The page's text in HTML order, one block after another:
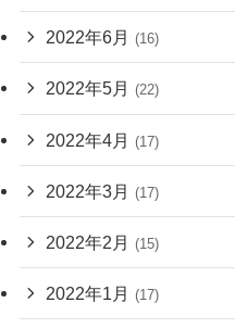
2022年6月 (16)
2022年5月 (22)
2022年4月 (17)
2022年3月 (17)
2022年2月 (15)
2022年1月 (17)